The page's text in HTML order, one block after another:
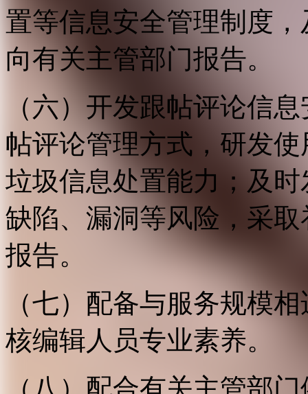
置等信息安全管理制度
向有关主管部门报告。
（六）开发跟帖评论信
帖评论管理方式，研发
垃圾信息处置能力；及
缺陷、漏洞等风险，采
报告。
（七）配备与服务规模
核编辑人员专业素养。
（八）配合有关主管部